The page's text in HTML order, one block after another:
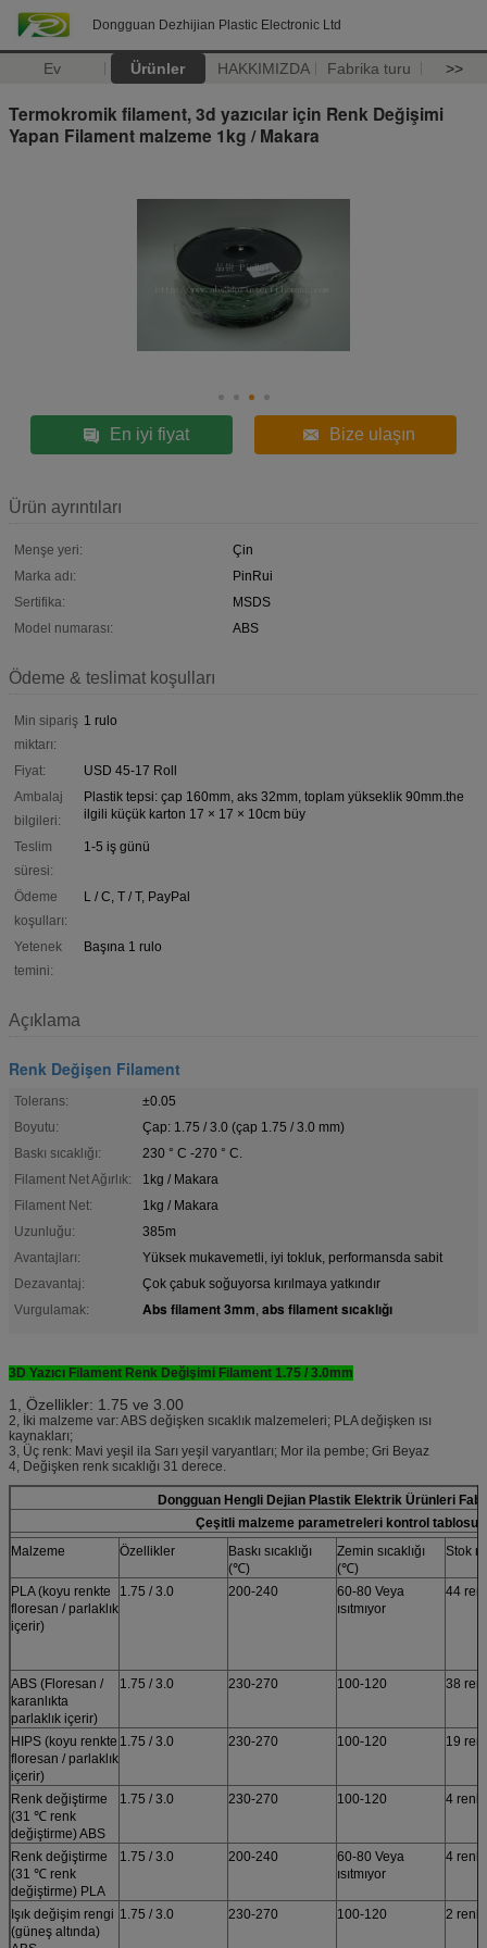
Dongguan Dezhijian Plastic Electronic Ltd
Ev Ürünler HAKKIMIZDA Fabrika turu >>
Termokromik filament, 3d yazıcılar için Renk Değişimi
Yapan Filament malzeme 1kg / Makara
En iyi fiyat Bize ulaşın
Ürün ayrıntıları
Menşe yeri:
Çin
Marka adı:
PinRui
Sertifika:
MSDS
Model numarası:
ABS
Ödeme & teslimat koşulları
Min sipariş
miktarı:
1 rulo
Fiyat:
USD 45-17 Roll
Ambalaj
bilgileri:
Plastik tepsi: çap 160mm, aks 32mm, toplam yükseklik 90mm.the
ilgili küçük karton 17 × 17 × 10cm büy
Teslim
süresi:
1-5 iş günü
Ödeme
koşulları:
L / C, T / T, PayPal
Yetenek
temini:
Başına 1 rulo
Açıklama
Renk Değişen Filament
Tolerans:
±0.05
Boyutu:
Çap: 1.75 / 3.0 (çap 1.75 / 3.0 mm)
Baskı sıcaklığı:
230 ° C -270 ° C.
Filament Net Ağırlık:
1kg / Makara
Filament Net:
1kg / Makara
Uzunluğu:
385m
Avantajları:
Yüksek mukavemetli, iyi tokluk, performansda sabit
Dezavantaj:
Çok çabuk soğuyorsa kırılmaya yatkındır
Vurgulamak:
Abs filament 3mm, abs filament sıcaklığı
3D Yazıcı Filament Renk Değişimi Filament 1.75 / 3.0mm
1, Özellikler: 1.75 ve 3.00
2, İki malzeme var: ABS değişken sıcaklık malzemeleri; PLA değişken ısı
kaynakları;
3, Üç renk: Mavi yeşil ila Sarı yeşil varyantları; Mor ila pembe; Gri Beyaz
4, Değişken renk sıcaklığı 31 derece.
Dongguan Hengli Dejian Plastik Elektrik Ürünleri
Çeşitli malzeme parametreleri kontrol tablosu
Malzeme
Özellikler
Baskı sıcaklığı
(℃)
Zemin sıcaklığı
(℃)
Stok
PLA (koyu renkte
floresan / parlaklık
içerir)
1.75 / 3.0 200-240
60-80 Veya
ısıtmıyor
44
ABS (Floresan /
karanlıkta
parlaklık içerir)
1.75 / 3.0 230-270 100-120 38
HIPS (koyu renkte
floresan / parlaklık
içerir)
1.75 / 3.0 230-270 100-120 19
Renk değiştirme
(31 ℃ renk
değiştirme) ABS
1.75 / 3.0 230-270 100-120 4 renk
Renk değiştirme
(31 ℃ renk
değiştirme) PLA
1.75 / 3.0 200-240
60-80 Veya
ısıtmıyor
4 renk
Işık değişim rengi
(güneş altında)
1.75 / 3.0 230-270 100-120 2 renk